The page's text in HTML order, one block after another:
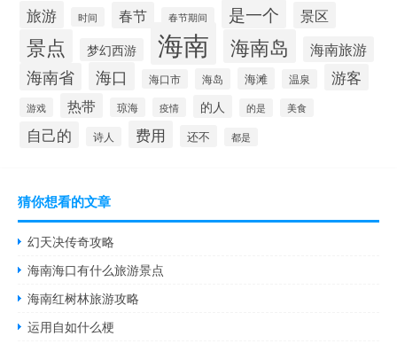
旅游 时间 春节 春节期间 是一个 景区
景点 梦幻西游 海南 海南岛 海南旅游
海南省 海口 海口市 海岛 海滩 温泉 游客
游戏 热带 琼海 疫情 的人 的是 美食
自己的 诗人 费用 还不 都是
猜你想看的文章
幻天决传奇攻略
海南海口有什么旅游景点
海南红树林旅游攻略
运用自如什么梗